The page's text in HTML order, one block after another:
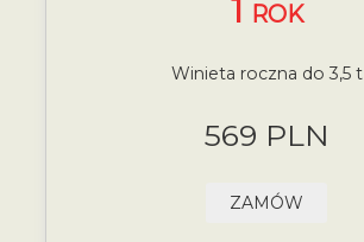
1 ROK
Winieta roczna do 3,5 t
569 PLN
ZAMÓW